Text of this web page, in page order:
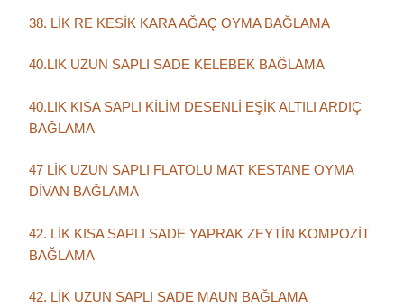
38. LİK RE KESİK KARA AĞAÇ OYMA BAĞLAMA
40.LIK UZUN SAPLI SADE KELEBEK BAĞLAMA
40.LIK KISA SAPLI KİLİM DESENLİ EŞİK ALTILI ARDIÇ
BAĞLAMA
47 LİK UZUN SAPLI FLATOLU MAT KESTANE OYMA
DİVAN BAĞLAMA
42. LİK KISA SAPLI SADE YAPRAK ZEYTİN KOMPOZİT
BAĞLAMA
42. LİK UZUN SAPLI SADE MAUN BAĞLAMA